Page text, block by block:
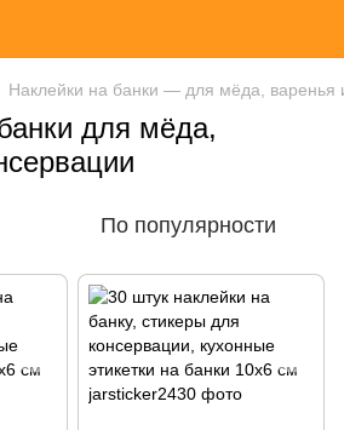
Наклейки на банки — для мёда, варенья
для мёда,
По популярности